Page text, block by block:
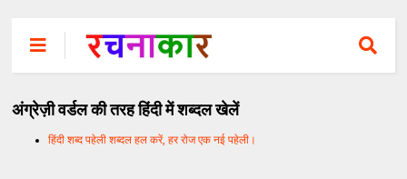
अंग्रेज़ी वर्डल की तरह हिंदी में शब्दल खेलें
हिंदी शब्द पहेली शब्दल हल करें, हर रोज एक नई पहेली।